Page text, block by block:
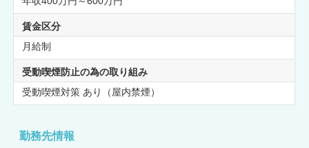
賃金区分
月給制
受動喫煙防止の為の取り組み
受動喫煙対策 あり（屋内禁煙）
勤務先情報